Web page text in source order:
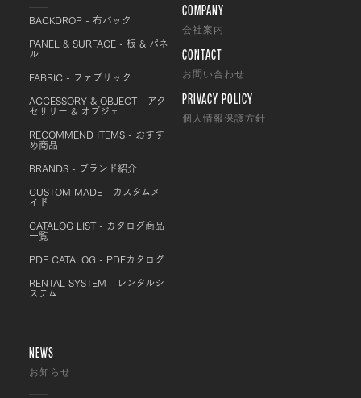
BACKDROP - 布バック
PANEL & SURFACE - 板 & パネ
ル
FABRIC - ファブリック
ACCESSORY & OBJECT - アク
セサリー & オブジェ
RECOMMEND ITEMS - おすす
め商品
BRANDS - ブランド紹介
CUSTOM MADE - カスタムメ
イド
CATALOG LIST - カタログ商品
一覧
PDF CATALOG - PDFカタログ
RENTAL SYSTEM - レンタルシ
ステム
COMPANY
会社案内
CONTACT
お問い合わせ
PRIVACY POLICY
個人情報保護方針
NEWS
お知らせ